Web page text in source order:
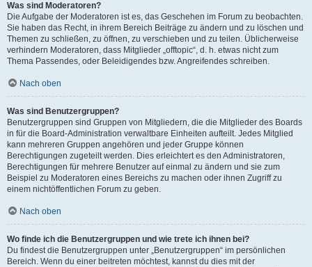
Was sind Moderatoren?
Die Aufgabe der Moderatoren ist es, das Geschehen im Forum zu beobachten.
Sie haben das Recht, in ihrem Bereich Beiträge zu ändern und zu löschen und
Themen zu schließen, zu öffnen, zu verschieben und zu teilen. Üblicherweise
verhindern Moderatoren, dass Mitglieder „offtopic“, d. h. etwas nicht zum
Thema Passendes, oder Beleidigendes bzw. Angreifendes schreiben.
Nach oben
Was sind Benutzergruppen?
Benutzergruppen sind Gruppen von Mitgliedern, die die Mitglieder des Boards
in für die Board-Administration verwaltbare Einheiten aufteilt. Jedes Mitglied
kann mehreren Gruppen angehören und jeder Gruppe können
Berechtigungen zugeteilt werden. Dies erleichtert es den Administratoren,
Berechtigungen für mehrere Benutzer auf einmal zu ändern und sie zum
Beispiel zu Moderatoren eines Bereichs zu machen oder ihnen Zugriff zu
einem nichtöffentlichen Forum zu geben.
Nach oben
Wo finde ich die Benutzergruppen und wie trete ich ihnen bei?
Du findest die Benutzergruppen unter „Benutzergruppen“ im persönlichen
Bereich. Wenn du einer beitreten möchtest, kannst du dies mit der